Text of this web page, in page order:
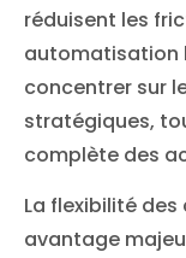
réduisent les
automatisation
concentrer sur
stratégiques,
complète des
La flexibilité
avantage